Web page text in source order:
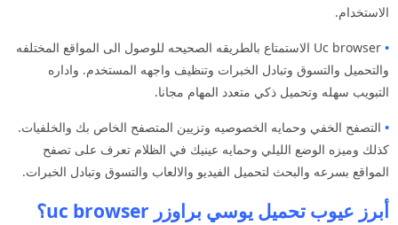
الاستخدام.
•
Uc browser الاستمتاع بالطريقه الصحيحه للوصول الى المواقع المختلفه
والتحميل والتسوق وتبادل الخبرات وتنظيف واجهه المستخدم. واداره
التبويب سهله وتحميل ذكي متعدد المهام مجانا.
• التصفح الخفي وحمايه الخصوصيه وتزيين المتصفح الخاص بك والخلفيات.
كذلك وميزه الوضع الليلي وحمايه عينيك في الظلام تعرف على تصفح
المواقع بسرعه والبحث لتحميل الفيديو والالعاب والتسوق وتبادل الخبرات.
أبرز عيوب تحميل يوسي براوزر uc browser؟